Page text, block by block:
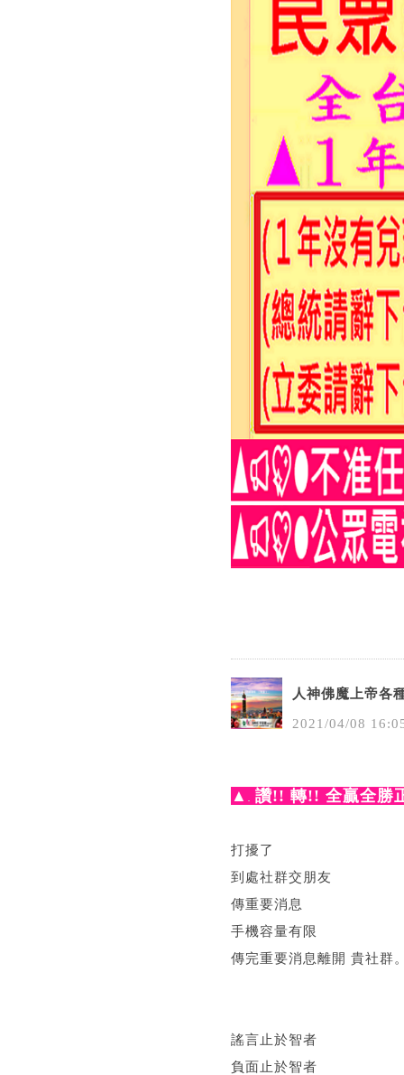
人神佛魔上帝各
2021 /04/08 16:
▲ 讚!! 轉!! 全贏全
打擾了
到處社群交朋友
傳重要消息
手機容量有限
傳完重要消息離開 貴社群
謠言止於智者
負面止於智者